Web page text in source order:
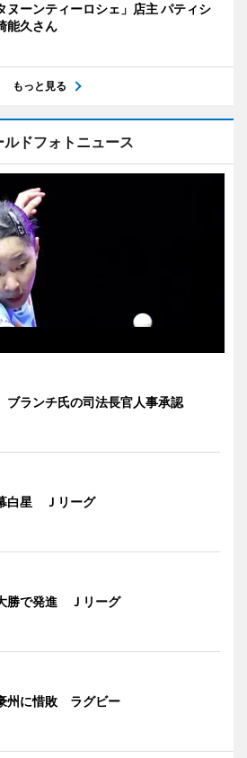
ヌーンティーロシェ」店主 パティシ
能久さん
もっと見る
ルドフォトニュース
ブランチ氏の司法長官人事承認
白星 Ｊリーグ
勝で発進 Ｊリーグ
州に惜敗 ラグビー